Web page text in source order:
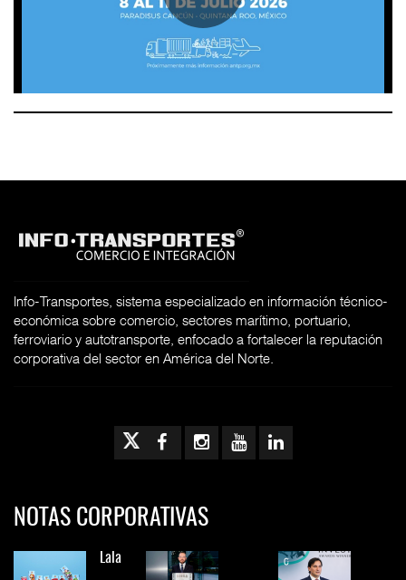
Info-Transportes, sistema especializado en información técnico-
económica sobre comercio, sectores marítimo, portuario,
ferroviario y autotransporte, enfocado a fortalecer la reputación
corporativa del sector en América del Norte.
NOTAS CORPORATIVAS
Lala